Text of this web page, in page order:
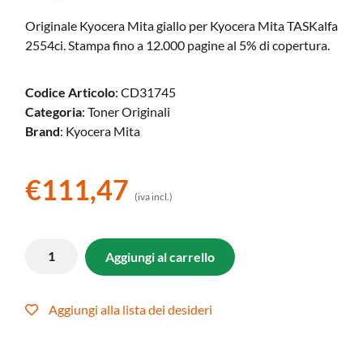
Originale Kyocera Mita giallo per Kyocera Mita TASKalfa
2554ci. Stampa fino a 12.000 pagine al 5% di copertura.
Codice Articolo: CD31745
Categoria: Toner Originali
Brand: Kyocera Mita
€111,47 (iva incl.)
Aggiungi al carrello
Aggiungi alla lista dei desideri